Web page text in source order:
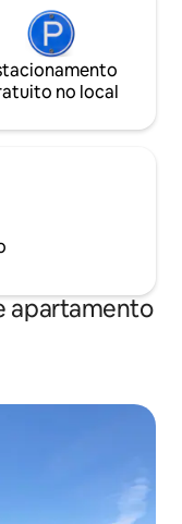
no local
apartamento